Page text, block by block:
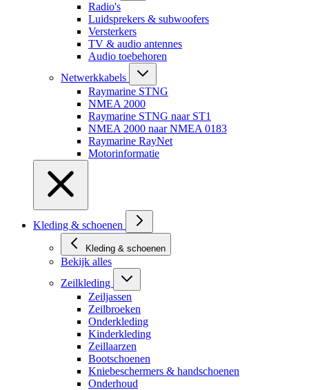
Radio's
Luidsprekers & subwoofers
Versterkers
TV & audio antennes
Audio toebehoren
Netwerkkabels
Raymarine STNG
NMEA 2000
Raymarine STNG naar ST1
NMEA 2000 naar NMEA 0183
Raymarine RayNet
Motorinformatie
Kleding & schoenen
Kleding & schoenen
Bekijk alles
Zeilkleding
Zeiljassen
Zeilbroeken
Onderkleding
Kinderkleding
Zeillaarzen
Bootschoenen
Kniebeschermers & handschoenen
Onderhoud